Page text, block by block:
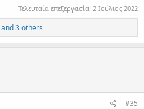
Τελευταία επεξεργασία: 2 Ιούλιος 2022
and 3 others
#35